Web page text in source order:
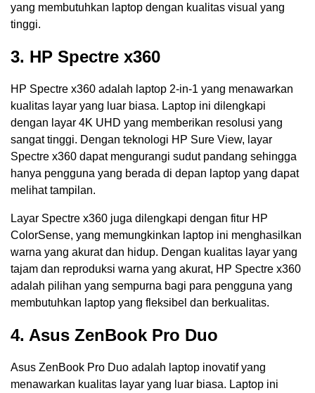
yang membutuhkan laptop dengan kualitas visual yang
tinggi.
3. HP Spectre x360
HP Spectre x360 adalah laptop 2-in-1 yang menawarkan
kualitas layar yang luar biasa. Laptop ini dilengkapi
dengan layar 4K UHD yang memberikan resolusi yang
sangat tinggi. Dengan teknologi HP Sure View, layar
Spectre x360 dapat mengurangi sudut pandang sehingga
hanya pengguna yang berada di depan laptop yang dapat
melihat tampilan.
Layar Spectre x360 juga dilengkapi dengan fitur HP
ColorSense, yang memungkinkan laptop ini menghasilkan
warna yang akurat dan hidup. Dengan kualitas layar yang
tajam dan reproduksi warna yang akurat, HP Spectre x360
adalah pilihan yang sempurna bagi para pengguna yang
membutuhkan laptop yang fleksibel dan berkualitas.
4. Asus ZenBook Pro Duo
Asus ZenBook Pro Duo adalah laptop inovatif yang
menawarkan kualitas layar yang luar biasa. Laptop ini